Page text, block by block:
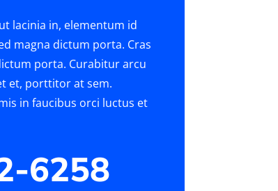
lacinia in, elementum id
magna dictum porta. Cras
porta. Curabitur arcu
et, porttitor at sem.
in faucibus orci luctus et
6258